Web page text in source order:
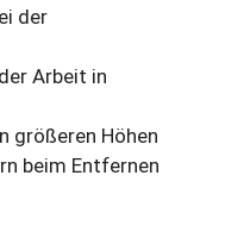
der
Arbeit in
größeren Höhen
beim Entfernen